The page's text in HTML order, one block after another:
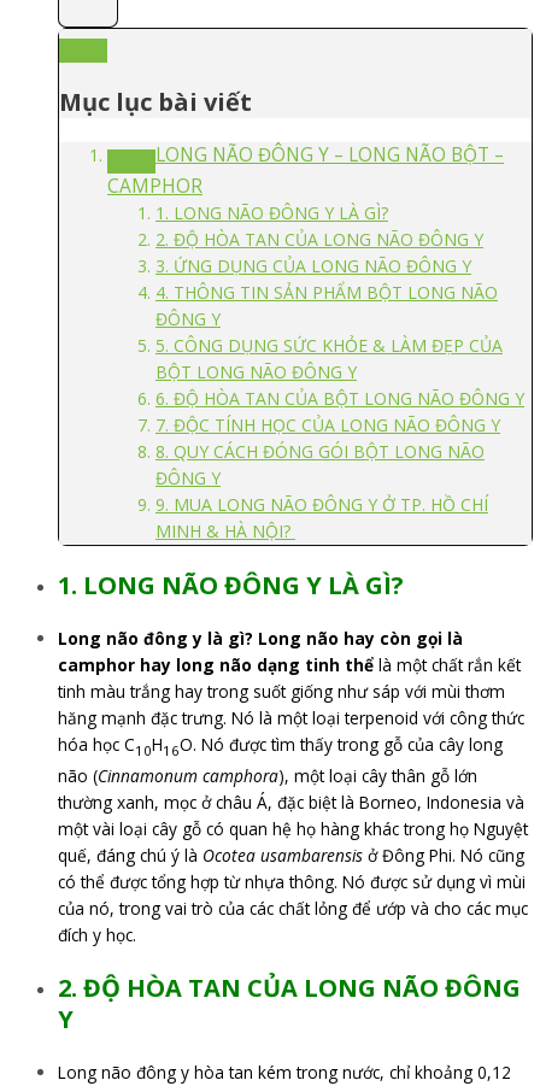
Mục lục bài viết
LONG NÃO ĐÔNG Y – LONG NÃO BỘT –
CAMPHOR
1. LONG NÃO ĐÔNG Y LÀ GÌ?
2. ĐỘ HÒA TAN CỦA LONG NÃO ĐÔNG Y
3. ỨNG DỤNG CỦA LONG NÃO ĐÔNG Y
4. THÔNG TIN SẢN PHẨM BỘT LONG NÃO
ĐÔNG Y
5. CÔNG DỤNG SỨC KHỎE & LÀM ĐẸP CỦA
BỘT LONG NÃO ĐÔNG Y
6. ĐỘ HÒA TAN CỦA BỘT LONG NÃO ĐÔNG Y
7. ĐỘC TÍNH HỌC CỦA LONG NÃO ĐÔNG Y
8. QUY CÁCH ĐÓNG GÓI BỘT LONG NÃO
ĐÔNG Y
9. MUA LONG NÃO ĐÔNG Y Ở TP. HỒ CHÍ
MINH & HÀ NỘI?
1. LONG NÃO ĐÔNG Y LÀ GÌ?
Long não đông y là gì? Long não hay còn gọi là
camphor hay long não dạng tinh thể là một chất rắn kết
tinh màu trắng hay trong suốt giống như sáp với mùi thơm
hăng mạnh đặc trưng. Nó là một loại terpenoid với công thức
hóa học C10H16O. Nó được tìm thấy trong gỗ của cây long
não (Cinnamonum camphora), một loại cây thân gỗ lớn
thường xanh, mọc ở châu Á, đặc biệt là Borneo, Indonesia và
một vài loại cây gỗ có quan hệ họ hàng khác trong họ Nguyệt
quế, đáng chú ý là Ocotea usambarensis ở Đông Phi. Nó cũng
có thể được tổng hợp từ nhựa thông. Nó được sử dụng vì mùi
của nó, trong vai trò của các chất lỏng để ướp và cho các mục
đích y học.
2. ĐỘ HÒA TAN CỦA LONG NÃO ĐÔNG
Y
Long não đông y hòa tan kém trong nước, chỉ khoảng 0,12